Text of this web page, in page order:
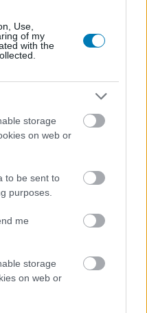
Use,
of my
with the
storage
on web or
to be sent to
purposes.
me
storage
on web or
esély sincs
mentés
van, és nem tudjuk